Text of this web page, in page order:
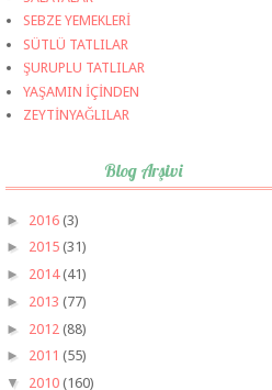
SEBZE YEMEKLERİ
SÜTLÜ TATLILAR
ŞURUPLU TATLILAR
YAŞAMIN İÇİNDEN
ZEYTİNYAĞLILAR
Blog Arşivi
► 2016 (3)
► 2015 (31)
► 2014(41)
► 2013 (77)
► 2012 (88)
► 2011 (55)
▼ 2010 (160)